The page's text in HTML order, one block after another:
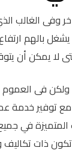
وفى الغالب
بالهم
لا يمكن أن
فى
في جميع
وتكون ذات